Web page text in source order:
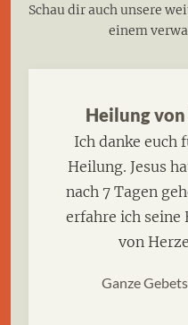
Schau dir auch unsere
einem
Heilung
Ich danke euch
Heilung. Jesus
nach 7 Tagen
erfahre ich
von
Ganze